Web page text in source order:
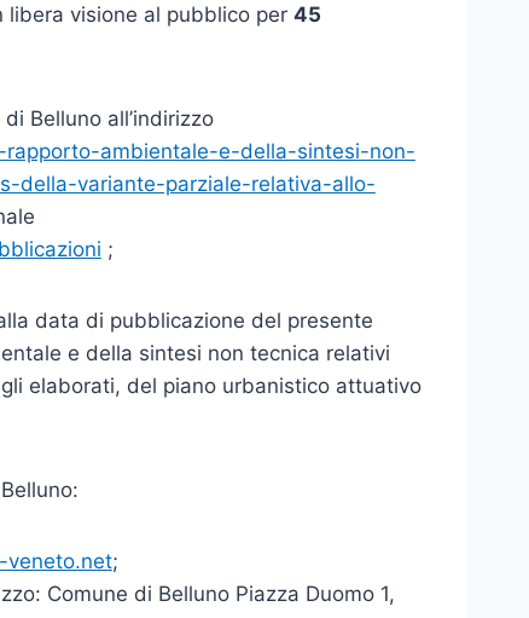
visione al pubblico per 45
Belluno all’indirizzo
ambientale-e-della-sintesi-non-
della-variante-parziale-relativa-allo-
;
data di pubblicazione del presente
e della sintesi non tecnica relativi
elaborati, del piano urbanistico attuativo
veneto.net;
Comune di Belluno Piazza Duomo 1,